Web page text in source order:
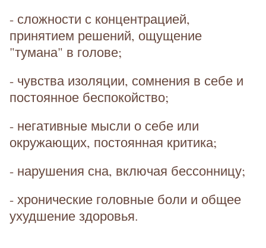
- сложности с концентрацией,
принятием решений, ощущение
"тумана" в голове;
- чувства изоляции, сомнения в себе и
постоянное беспокойство;
- негативные мысли о себе или
окружающих, постоянная критика;
- нарушения сна, включая бессонницу;
- хронические головные боли и общее
ухудшение здоровья.